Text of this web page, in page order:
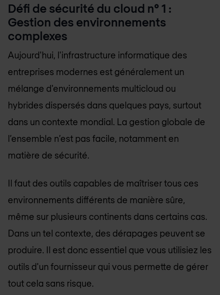
Défi de sécurité du cloud n° 1 :
Gestion des environnements
complexes
Aujourd'hui, l'infrastructure informatique des
entreprises modernes est généralement un
mélange d'environnements multicloud ou
hybrides dispersés dans quelques pays, surtout
dans un contexte mondial. La gestion globale de
l’ensemble n’est pas facile, notamment en
matière de sécurité.
Il faut des outils capables de maîtriser tous ces
environnements différents de manière sûre,
même sur plusieurs continents dans certains cas.
Dans un tel contexte, des dérapages peuvent se
produire. Il est donc essentiel que vous utilisiez les
outils d'un fournisseur qui vous permette de gérer
tout cela sans risque.